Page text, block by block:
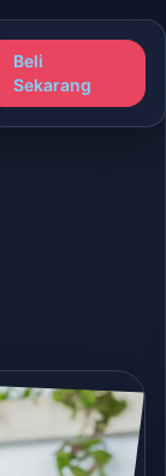
Beli
Sekarang